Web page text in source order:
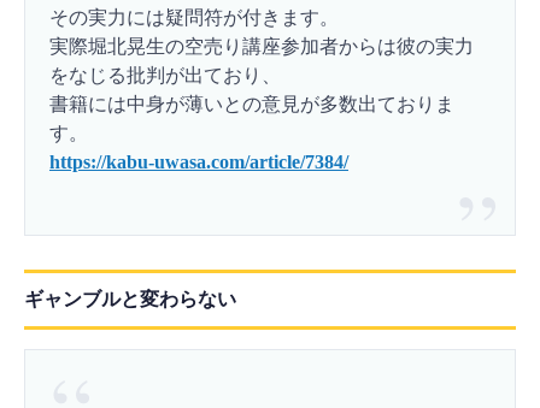
その実力には疑問符が付きます。
実際堀北晃生の空売り講座参加者からは彼の実力
をなじる批判が出ており、
書籍には中身が薄いとの意見が多数出ておりま
す。
https://kabu-uwasa.com/article/7384/
ギャンブルと変わらない